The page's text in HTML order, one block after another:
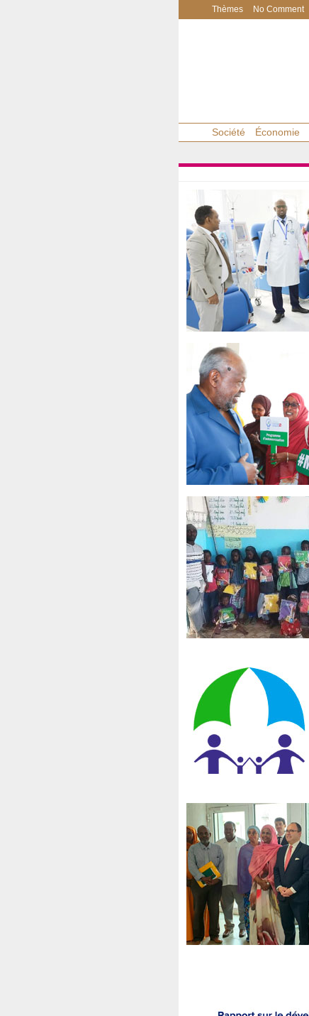
Thèmes No Comment
Société Économie